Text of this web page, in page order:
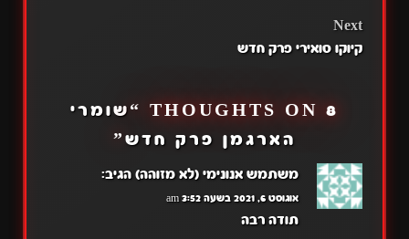
Next
קיוקו סואירי פרק חדש
8 THOUGHTS ON “
שומרי
הארגמן פרק חדש ”
משתמש אנונימי (לא מזוהה) הגיב:
אוגוסט 6, 2021 בשעה 3:52 am
תודה רבה